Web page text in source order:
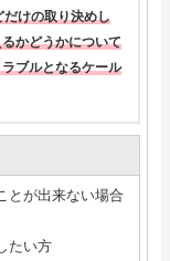
けの取り決めし
かどうかについて
ブルとなるケール
とが出来ない場合
たい方